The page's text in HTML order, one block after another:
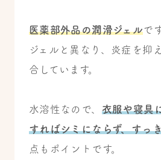
医薬部外品の潤滑ジェルで
ジェルと異なり、炎症を抑
合しています。
水溶性なので、 衣服や寝具
すればシミにならず、すっ
点もポイントです。